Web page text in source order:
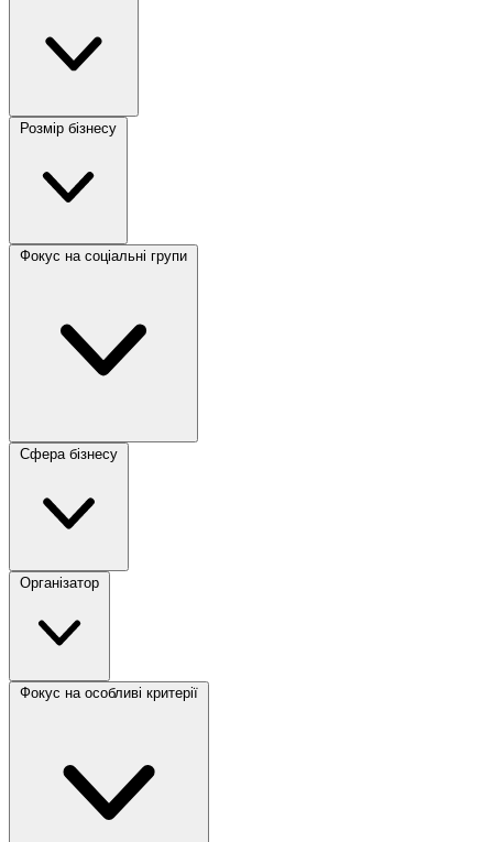
Розмір бізнесу
Фокус на соціальні групи
Сфера бізнесу
Організатор
Фокус на особливі критерії